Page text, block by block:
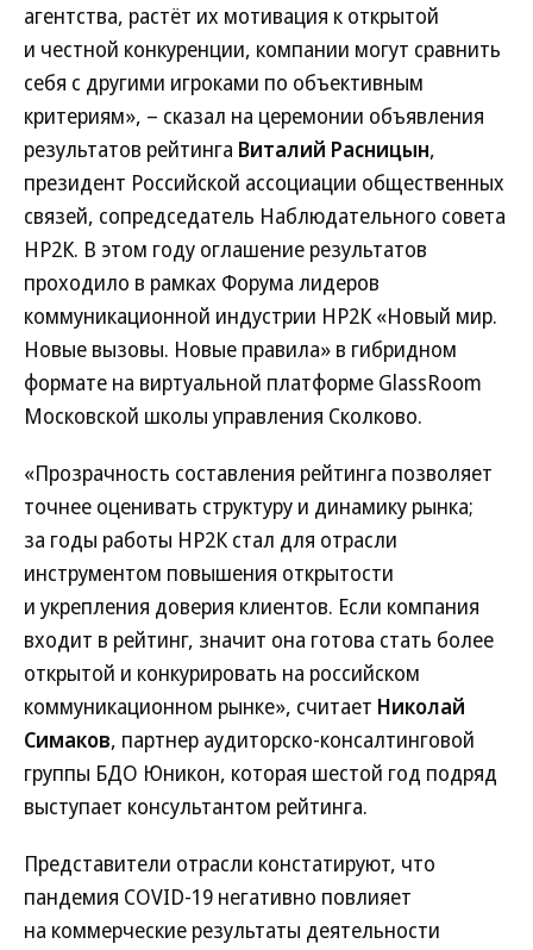
агентства, растёт их мотивация к открытой
и честной конкуренции, компании могут сравнить
себя с другими игроками по объективным
критериям», – сказал на церемонии объявления
результатов рейтинга Виталий Расницын,
президент Российской ассоциации общественных
связей, сопредседатель Наблюдательного совета
НР2К. В этом году оглашение результатов
проходило в рамках Форума лидеров
коммуникационной индустрии НР2К «Новый мир.
Новые вызовы. Новые правила» в гибридном
формате на виртуальной платформе GlassRoom
Московской школы управления Сколково.
«Прозрачность составления рейтинга позволяет
точнее оценивать структуру и динамику рынка;
за годы работы НР2К стал для отрасли
инструментом повышения открытости
и укрепления доверия клиентов. Если компания
входит в рейтинг, значит она готова стать более
открытой и конкурировать на российском
коммуникационном рынке», считает Николай
Симаков, партнер аудиторско-консалтинговой
группы БДО Юникон, которая шестой год подряд
выступает консультантом рейтинга.
Представители отрасли констатируют, что
пандемия COVID-19 негативно повлияет
на коммерческие результаты деятельности